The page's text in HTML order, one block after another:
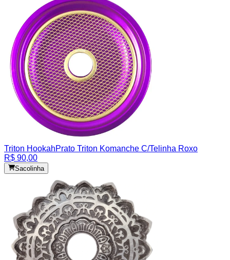
Triton HookahPrato Triton Komanche C/Telinha Roxo
R$ 90,00
Sacolinha